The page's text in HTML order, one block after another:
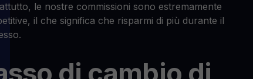
le nostre commissioni sono estremamente
il che significa che risparmi di più durante il